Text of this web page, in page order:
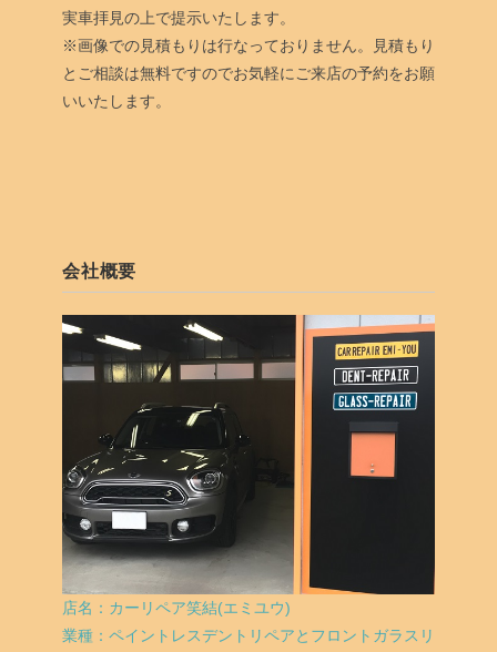
実車拝見の上で提示いたします。
※画像での見積もりは行なっておりません。見積もり
とご相談は無料ですのでお気軽にご来店の予約をお願
いいたします。
会社概要
店名：カーリペア笑結(エミユウ)
業種：ペイントレスデントリペアとフロントガラスリ